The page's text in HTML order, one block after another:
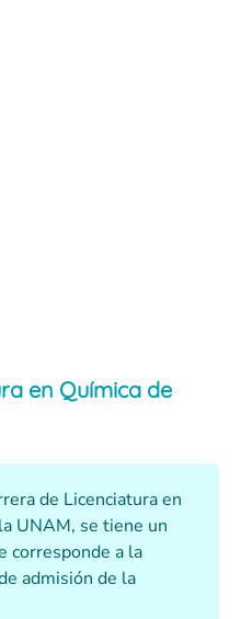
en Química de
de Licenciatura en
UNAM, se tiene un
corresponde a la
admisión de la